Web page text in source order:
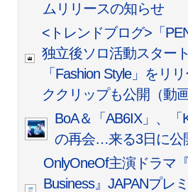
ムリリースの知らせ
<トレンドブログ>「
独立後ソロ活動スター
「Fashion Style」をリ
ククリップも公開（動画
BoA＆「AB6IX」、「
の再会…来る3日に公
OnlyOneOf主演ドラマ
Business』JAPANプレ